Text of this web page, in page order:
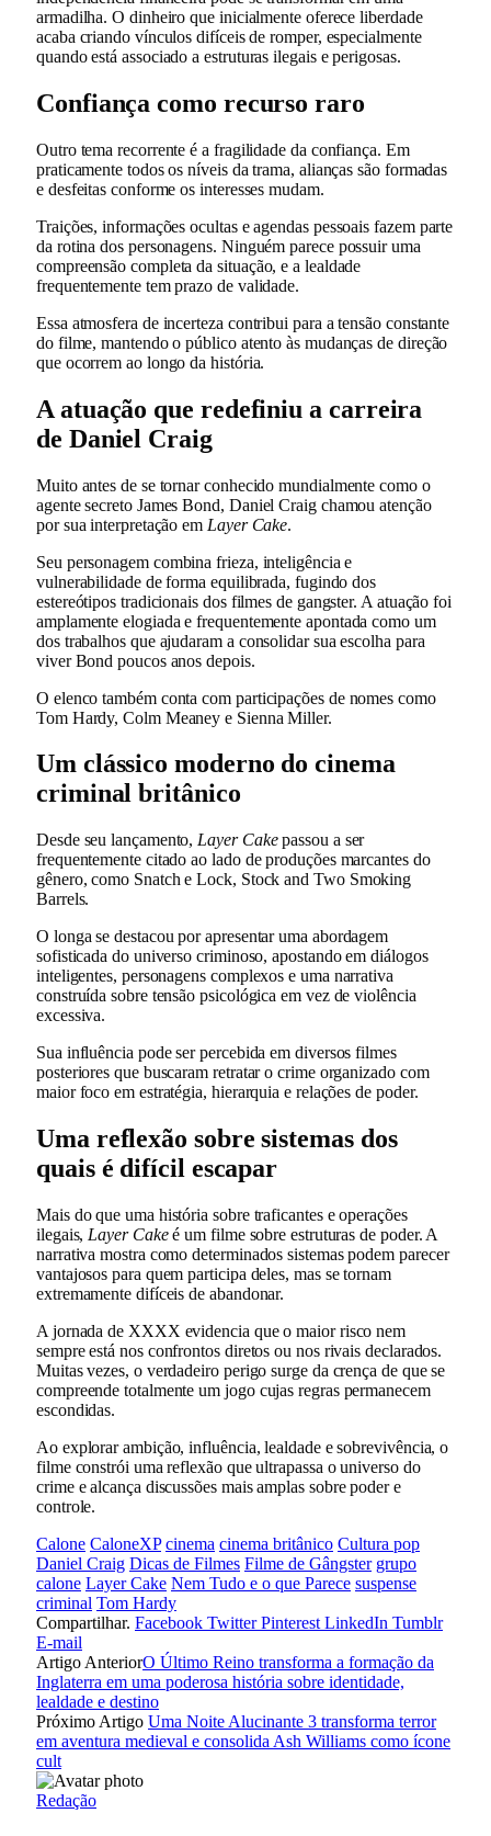
armadilha. O dinheiro que inicialmente oferece liberdade
acaba criando vínculos difíceis de romper, especialmente
quando está associado a estruturas ilegais e perigosas.
Confiança como recurso raro
Outro tema recorrente é a fragilidade da confiança. Em
praticamente todos os níveis da trama, alianças são formadas
e desfeitas conforme os interesses mudam.
Traições, informações ocultas e agendas pessoais fazem parte
da rotina dos personagens. Ninguém parece possuir uma
compreensão completa da situação, e a lealdade
frequentemente tem prazo de validade.
Essa atmosfera de incerteza contribui para a tensão constante
do filme, mantendo o público atento às mudanças de direção
que ocorrem ao longo da história.
A atuação que redefiniu a carreira
de Daniel Craig
Muito antes de se tornar conhecido mundialmente como o
agente secreto James Bond, Daniel Craig chamou atenção
por sua interpretação em Layer Cake.
Seu personagem combina frieza, inteligência e
vulnerabilidade de forma equilibrada, fugindo dos
estereótipos tradicionais dos filmes de gangster. A atuação foi
amplamente elogiada e frequentemente apontada como um
dos trabalhos que ajudaram a consolidar sua escolha para
viver Bond poucos anos depois.
O elenco também conta com participações de nomes como
Tom Hardy,Colm Meaney e Sienna Miller.
Um clássico moderno do cinema
criminal britânico
Desde seu lançamento, Layer Cakepassou a ser
frequentemente citado ao lado de produções marcantes do
gênero, como Snatch eLock, Stock and Two Smoking
Barrels.
O longa se destacou por apresentar uma abordagem
sofisticada do universo criminoso, apostando em diálogos
inteligentes, personagens complexos e uma narrativa
construída sobre tensão psicológica em vez de violência
excessiva.
Sua influência pode ser percebida em diversos filmes
posteriores que buscaram retratar o crime organizado com
maior foco em estratégia, hierarquia e relações de poder.
Uma reflexão sobre sistemas dos
quais é difícil escapar
Mais do que uma história sobre traficantes e operações
ilegais, Layer Cakeé um filme sobre estruturas de poder. A
narrativa mostra como determinados sistemas podem parecer
vantajosos para quem participa deles, mas se tornam
extremamente difíceis de abandonar.
A jornada de XXXX evidencia que o maior risco nem
sempre está nos confrontos diretos ou nos rivais declarados.
Muitas vezes, o verdadeiro perigo surge da crença de que se
compreende totalmente um jogo cujas regras permanecem
escondidas.
Ao explorar ambição, influência, lealdade e sobrevivência, o
filme constrói uma reflexão que ultrapassa o universo do
crime e alcança discussões mais amplas sobre poder e
controle.
Calone CaloneXP cinema cinema britânico Cultura pop
Daniel Craig Dicas de Filmes Filme de Gângster grupo
calone Layer Cake Nem Tudo e o que Parece suspense
criminal Tom Hardy
Compartilhar. Facebook Twitter Pinterest LinkedIn Tumblr
E-mail
Artigo AnteriorO Último Reino transforma a formação da
Inglaterra em uma poderosa história sobre identidade,
lealdade e destino
Próximo Artigo Uma Noite Alucinante 3 transforma terror
em aventura medieval e consolida Ash Williams como ícone
cult
Redação